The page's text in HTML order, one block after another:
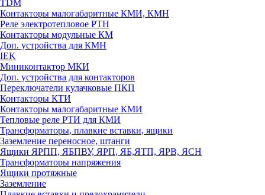
TDM
Контакторы малогабаритные КМИ, КМН
Реле электротепловое РТН
Контакторы модульные КМ
Доп. устройства для КМН
IEK
Миниконтактор МКИ
Доп. устройства для контакторов
Переключатели кулачковые ПКП
Контакторы КТИ
Контакторы малогабаритные КМИ
Тепловые реле РTИ для КМИ
Трансформаторы, плавкие вставки, ящики
Заземление переносное, штанги
Ящики ЯРПП, ЯБПВУ, ЯРП, ЯБ,ЯТП, ЯРВ, ЯСН
Трансформаторы напряжения
Ящики протяжные
Заземление